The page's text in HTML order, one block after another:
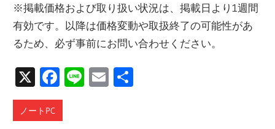
※掲載価格および取り扱い状況は、掲載日より1週間
有効です。以降は価格変動や取扱終了の可能性があ
るため、必ず事前にお問い合わせください。
X Facebook
LineEmail
ノートPC